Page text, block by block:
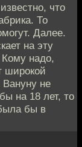
что
То
Далее.
на эту
надо,
широкой
не
на 18 лет, то
бы в